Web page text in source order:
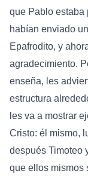
que Pablo estaba
habían enviado
Epafrodito, y
agradecimiento.
enseña, les
estructura
les va a mostrar
Cristo: él mismo,
después Timoteo
que ellos mismos